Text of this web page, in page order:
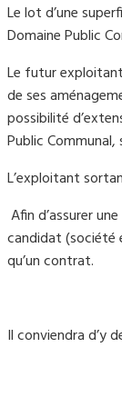
Le lot d’une
Domaine Public
Le futur
de ses
possibilité
Public
L’exploitant
Afin d’assurer
candidat (société
qu’un contrat.
Il conviendra d’y